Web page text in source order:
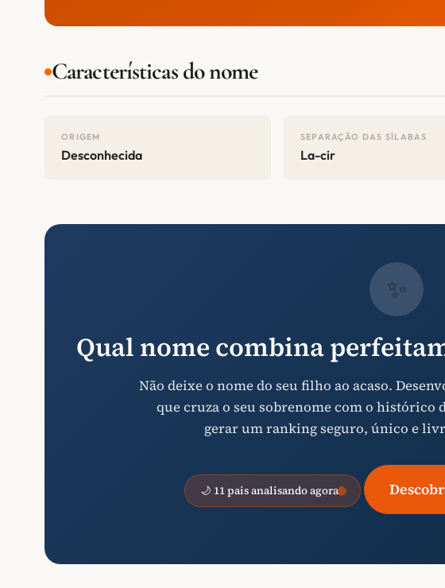
Características do nome
ORIGEM
Desconhecida
SEPARAÇÃO DAS SÍLABAS
La-cir
✨
Qual nome combina
Não deixe o nome do seu filho ao acaso.
que cruza o seu sobrenome com o histórico
gerar um ranking seguro, único e
🌙 11 pais analisando agora